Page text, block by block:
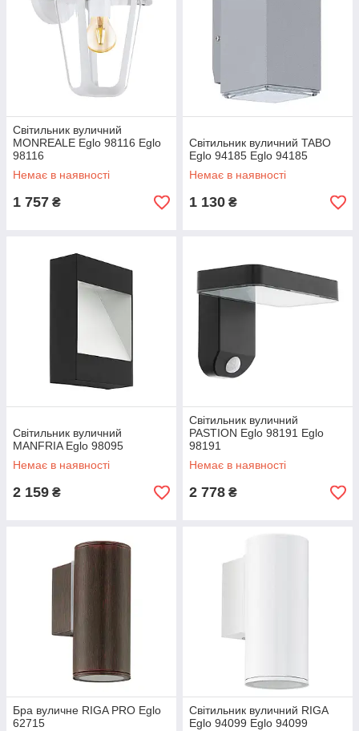
Світильник вуличний
MONREALE Eglo 98116 Eglo
98116
Немає в наявності
1 757 ₴
Світильник вуличний TABO
Eglo 94185 Eglo 94185
Немає в наявності
1 130 ₴
Світильник вуличний
MANFRIA Eglo 98095
Немає в наявності
2 159 ₴
Світильник вуличний
PASTION Eglo 98191 Eglo
98191
Немає в наявності
2 778 ₴
Бра вуличне RIGA PRO Eglo
62715
Світильник вуличний RIGA
Eglo 94099 Eglo 94099